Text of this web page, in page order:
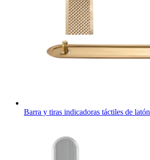
Barra y tiras indicadoras táctiles de latón